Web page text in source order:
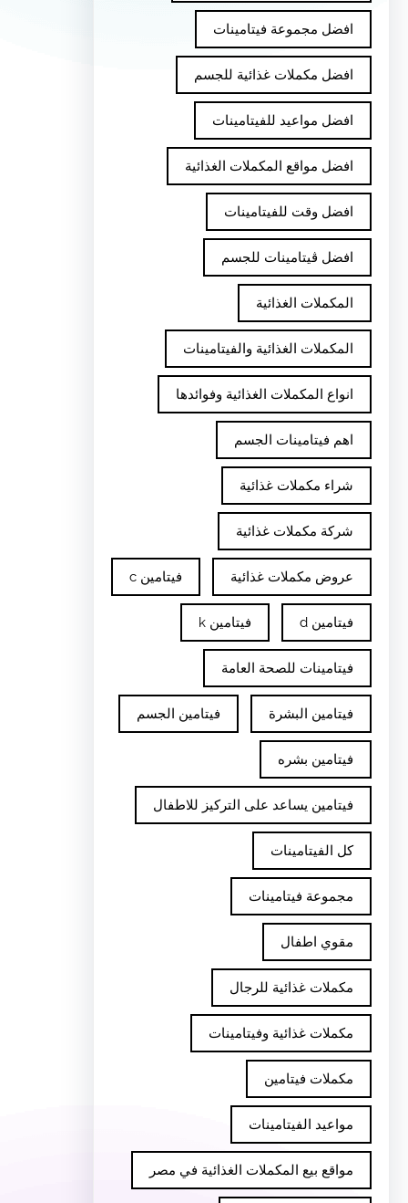
افضل مجموعة فيتامينات
افضل مكملات غذائية للجسم
افضل مواعيد للفيتامينات
افضل مواقع المكملات الغذائية
افضل وقت للفيتامينات
افضل ڤيتامينات للجسم
المكملات الغذائية
المكملات الغذائية والفيتامينات
انواع المكملات الغذائية وفوائدها
اهم فيتامينات الجسم
شراء مكملات غذائية
شركة مكملات غذائية
عروض مكملات غذائية فيتامين c
فيتامين d فيتامين k
فيتامينات للصحة العامة
فيتامين البشرة فيتامين الجسم
فيتامين بشره
فيتامين يساعد على التركيز للاطفال
كل الفيتامينات
مجموعة فيتامينات
مقوي اطفال
مكملات غذائية للرجال
مكملات غذائية وفيتامينات
مكملات فيتامين
مواعيد الفيتامينات
مواقع بيع المكملات الغذائية في مصر